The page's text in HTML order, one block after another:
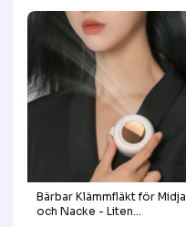
Bärbar Klämmfläkt för Midja
och Nacke - Liten